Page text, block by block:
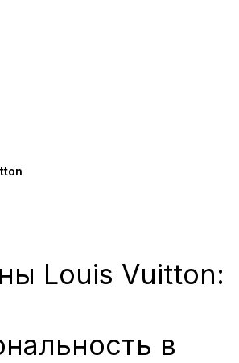
Louis Vuitton:
в